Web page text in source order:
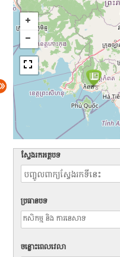
ស្វែងរកអត្ថបទ
ប្រធានបទ
ចន្លោះពេលវេលា